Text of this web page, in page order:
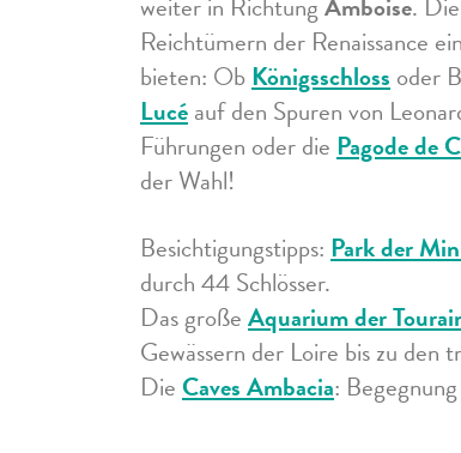
Reichtümern der Renaissance
bieten: ObKönigsschloss oder
Lucéauf den Spuren von
Führungen oder die Pagode de
der Wahl!
Besichtigungstipps: Park der
durch 44 Schlösser.
Das großeAquarium der
Gewässern der Loire bis zu den
DieCaves Ambacia: